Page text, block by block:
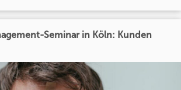
Seminar in Köln: Kunden